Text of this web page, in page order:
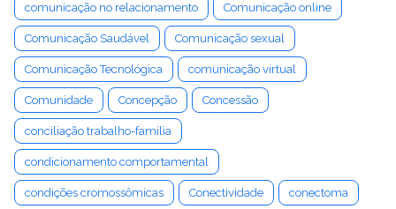
comunicação no relacionamento Comunicação online
Comunicação Saudável Comunicação sexual
Comunicação Tecnológica comunicação virtual
Comunidade Concepção Concessão
conciliação trabalho-família
condicionamento comportamental
condições cromossômicas Conectividade conectoma